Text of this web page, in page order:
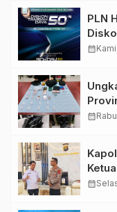
PLN
calendar_month
calendar_month
calendar_month